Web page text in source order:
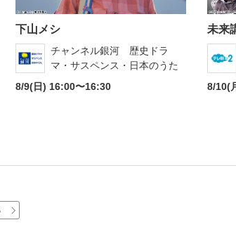
下山メシ
チャンネル銀河 歴史ドラ
マ・サスペンス・日本のうた
8/9(日) 16:00〜16:30
未来
8/10(